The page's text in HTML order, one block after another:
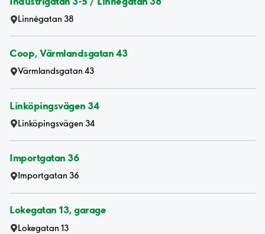
Linnégatan 38
Coop, Värmlandsgatan 43
Värmlandsgatan 43
Linköpingsvägen 34
Linköpingsvägen 34
Importgatan 36
Importgatan 36
Lokegatan 13, garage
Lokegatan 13